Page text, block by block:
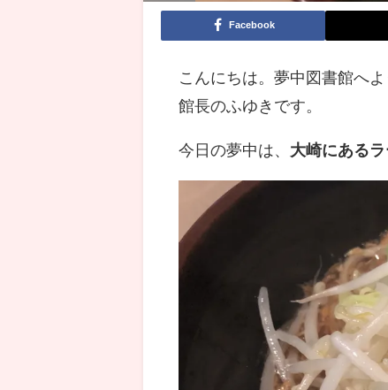
Facebook
こんにちは。夢中図書館へよ
館長のふゆきです。
今日の夢中は、 大崎にある